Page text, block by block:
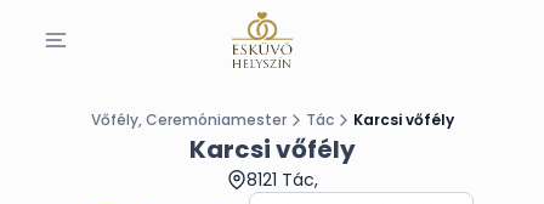
Vőfély, Ceremóniamester Tác Karcsi vőfély
Karcsi vőfély
8121 Tác,